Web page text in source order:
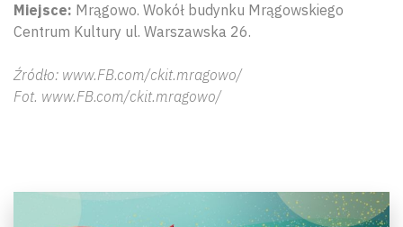
Miejsce: Mrągowo. Wokół budynku Mrągowskiego
Centrum Kultury ul. Warszawska 26.
Źródło: www.FB.com/ckit.mragowo/
Fot. www.FB.com/ckit.mragowo/